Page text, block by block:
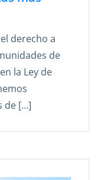
derecho a
de
la Ley de
de […]